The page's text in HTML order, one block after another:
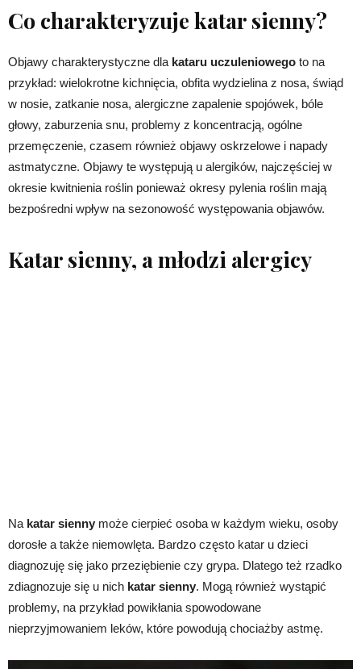
Co charakteryzuje katar sienny?
Objawy charakterystyczne dla kataru uczuleniowego to na
przykład: wielokrotne kichnięcia, obfita wydzielina z nosa, świąd
w nosie, zatkanie nosa, alergiczne zapalenie spojówek, bóle
głowy, zaburzenia snu, problemy z koncentracją, ogólne
przemęczenie, czasem również objawy oskrzelowe i napady
astmatyczne. Objawy te występują u alergików, najczęściej w
okresie kwitnienia roślin ponieważ okresy pylenia roślin mają
bezpośredni wpływ na sezonowość występowania objawów.
Katar sienny, a młodzi alergicy
Na katar sienny może cierpieć osoba w każdym wieku, osoby
dorosłe a także niemowlęta. Bardzo często katar u dzieci
diagnozuję się jako przeziębienie czy grypa. Dlatego też rzadko
zdiagnozuje się u nich katar sienny. Mogą również wystąpić
problemy, na przykład powikłania spowodowane
nieprzyjmowaniem leków, które powodują chociażby astmę.